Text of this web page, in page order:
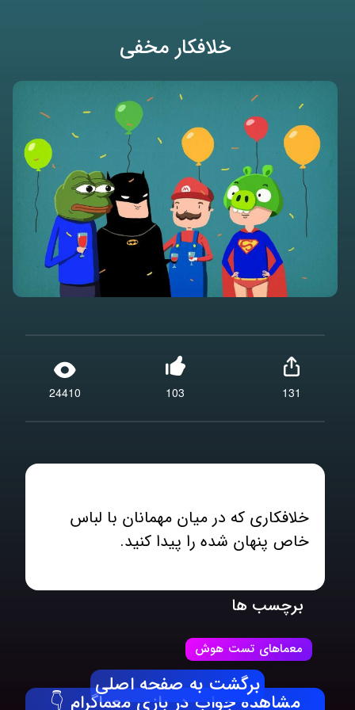
خلافکار مخفی
24410 103 131
خلافکاری که در میان مهمانان با لباس
خاص پنهان شده را پیدا کنید.
برچسب ها
معماهای تست هوش
مشاهده جواب در بازی معماگرام 👇
برگشت به صفحه اصلی